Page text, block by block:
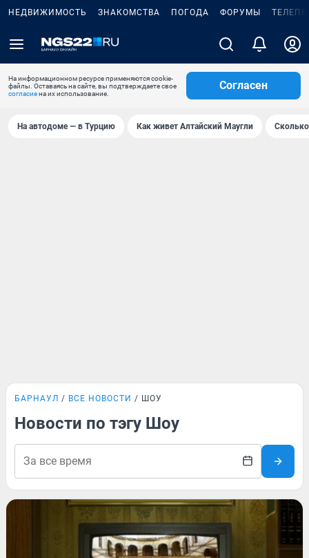
НЕДВИЖИМОСТЬ ЗНАКОМСТВА ПОГОДА ФОРУМЫ
На информационном ресурсе применяются cookie-
файлы. Оставаясь на сайте, вы подтверждаете свое
согласиена их использование.
Согласен
На автодоме — в Турцию Как живет Алтайский Маугли
БАРНАУЛ ВСЕ НОВОСТИ ШОУ
Новости по тэгу Шоу